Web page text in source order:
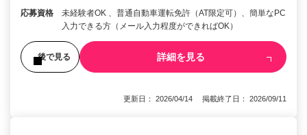
応募資格
未経験者OK 、普通自動車運転免許（AT限定可）、簡単なPC
入力できる方（メール入力程度ができればOK）
後で見る 詳細を見る
更新日： 2026/04/14 掲載終了日： 2026/09/11